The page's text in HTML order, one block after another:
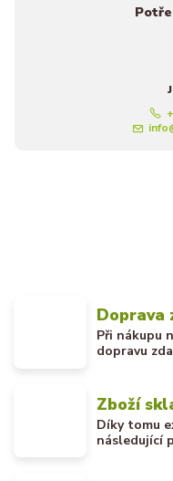
Doprava
Při nákupu
dopravu
Zboží
Díky tomu
následující